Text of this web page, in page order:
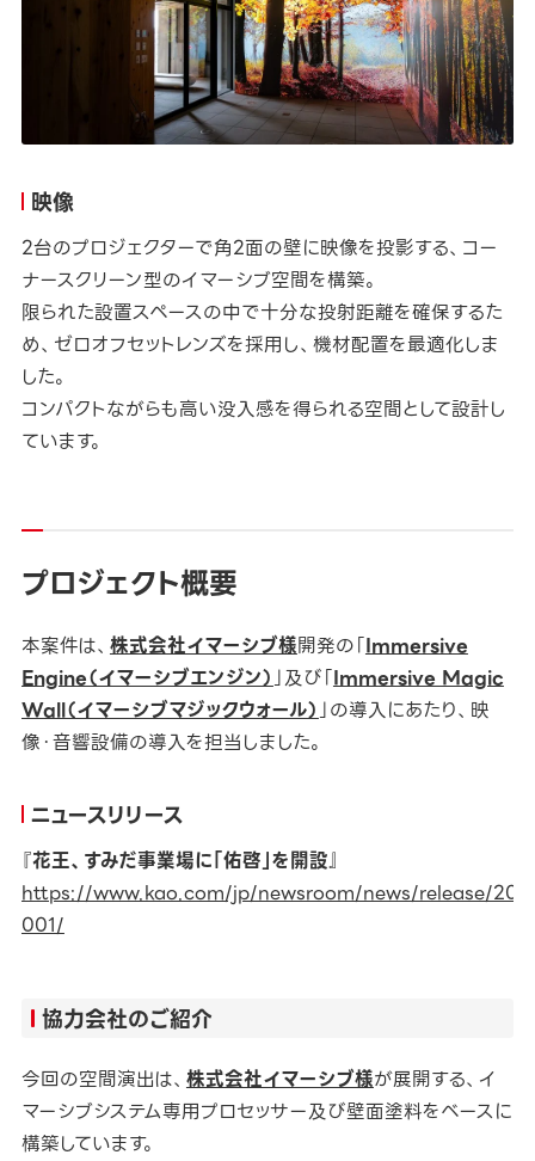
映像
2台のプロジェクターで角2面の壁に映像を投影する、コー
ナースクリーン型のイマーシブ空間を構築。
限られた設置スペースの中で十分な投射距離を確保するた
め、ゼロオフセットレンズを採用し、機材配置を最適化しま
した。
コンパクトながらも高い没入感を得られる空間として設計し
ています。
プロジェクト概要
本案件は、 株式会社イマーシブ様開発の「Immersive
Engine（イマーシブエンジン）」及び「Immersive Magic
Wall（イマーシブマジックウォール）」の導入にあたり、映
像・音響設備の導入を担当しました。
ニュースリリース
『花王、すみだ事業場に「佑啓」を開設』
https://www.kao.com/jp/newsroom/news/release/
001/
協力会社のご紹介
今回の空間演出は、 株式会社イマーシブ様が展開する、イ
マーシブシステム専用プロセッサー及び壁面塗料をベースに
構築しています。